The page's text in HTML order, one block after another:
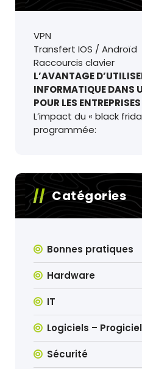
VPN
Transfert IOS / Androïd
Raccourcis clavier
L’AVANTAGE
INFORMATIQUE DANS
POUR LES ENTREPRISES
L’impact du « black
programmée:
Catégories
Bonnes pratiques
Hardware
IT
Logiciels –
Sécurité